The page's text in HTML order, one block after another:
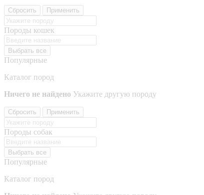
Сбросить Применить
Породы кошек
Выбрать все
Популярные
Каталог пород
Ничего не найдено Укажите другую породу
Сбросить Применить
Породы собак
Выбрать все
Популярные
Каталог пород